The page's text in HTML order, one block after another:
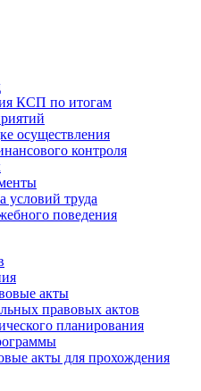
КСП по итогам
осуществления
контроля
условий труда
поведения
акты
правовых актов
планирования
акты для прохождения